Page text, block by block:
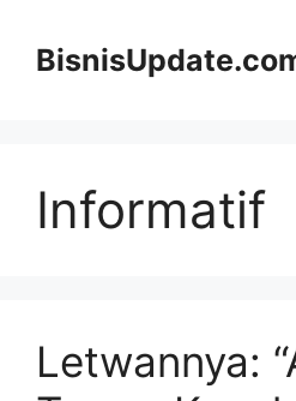
Informatif
Letwannya: